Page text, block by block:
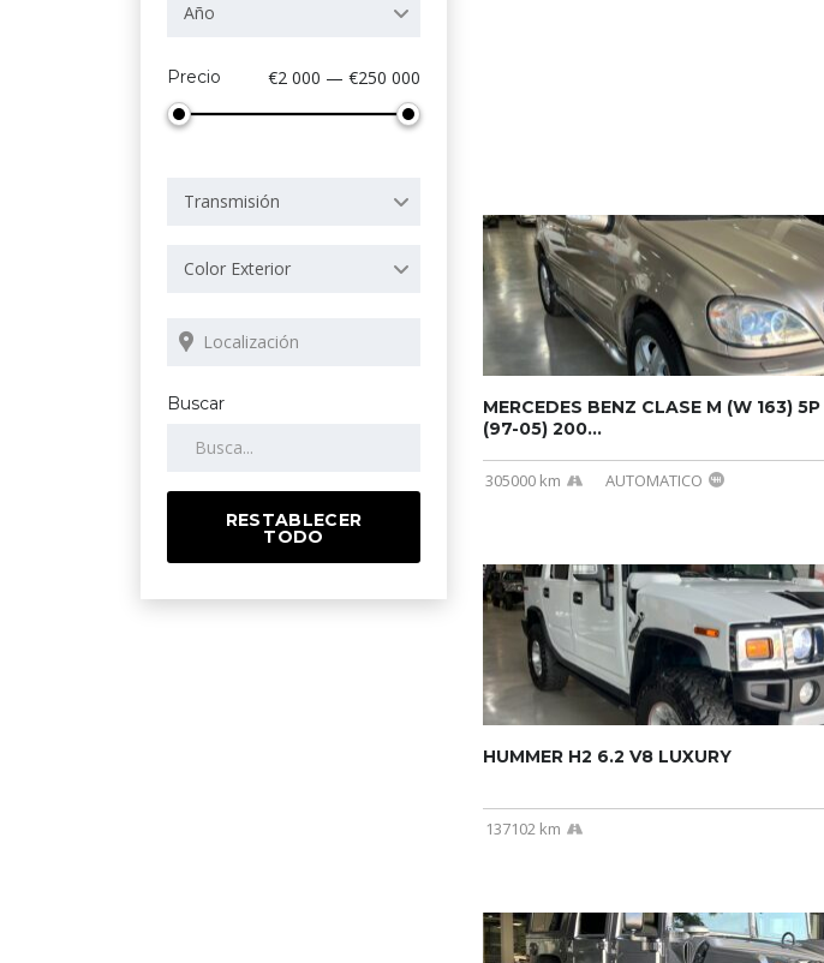
Año
Precio €2 000 — €250 000
Transmisión
Color Exterior
Buscar
RESTABLECER
TODO
MERCEDES BENZ CLASE M (W 163) 5P
(97-05) 200...
305000 km AUTOMATICO
HUMMER H2 6.2 V8 LUXURY
137102 km